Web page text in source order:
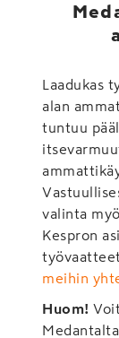
Laadukas
alan
tuntuu
valinta
Kespron
meihin
Huom!